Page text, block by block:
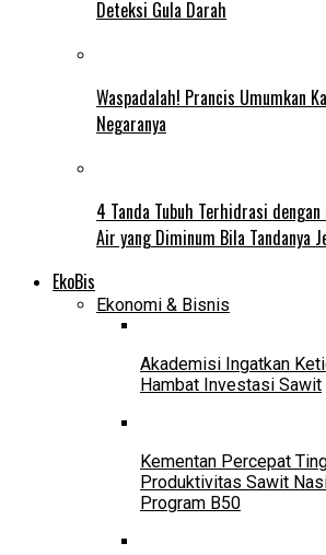
Deteksi Gula Darah
Waspadalah! Prancis Umumkan
Negaranya
4 Tanda Tubuh Terhidrasi
Air yang Diminum Bila Tandanya
EkoBis
Ekonomi & Bisnis
Akademisi Ingatkan
Hambat Investasi Sawit
Kementan Percepat
Produktivitas Sawit
Program B50